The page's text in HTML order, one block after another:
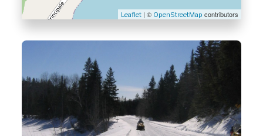
Leaflet| © OpenStreetMap contributors